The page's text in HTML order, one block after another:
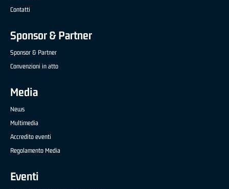
Contatti
Sponsor & Partner
Sponsor & Partner
Convenzioni in atto
Media
News
Multimedia
Accredito eventi
Regolamento Media
Eventi